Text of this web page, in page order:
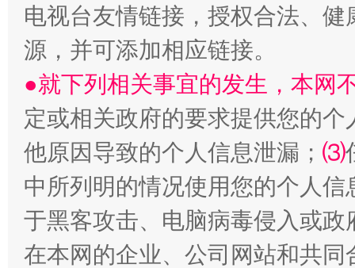
受贿1.44亿！段成刚被判无期
全民健身五年计划来了！等你上场
电视台友情链接，授权合法、
源，并可添加相应链接。
●就下列相关事宜的发生，本网
定或相关政府的要求提供您的个
他原因导致的个人信息泄漏； ⑶
中所列明的情况使用您的个人
于黑客攻击、电脑病毒侵入或
在本网的企业、公司网站和共